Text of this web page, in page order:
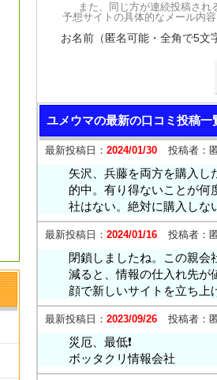
また、同じ方が連続投稿さ
予想サイトの具体的なメール内
お名前（匿名可能・全角で5文
ユメウマの最新の口コミ投稿一
最新投稿日： 2024/01/30 投稿者：
矢沢、兵藤を両方を購入し
的中。有り得ないことが何
社はない。絶対に購入しな
最新投稿日： 2024/01/16 投稿者：
閉鎖しましたね。この親会
減ると、情報の仕入れ先が
顔で新しいサイトを立ち上
最新投稿日： 2023/09/26 投稿者：
災厄、最低❗️
ボッタクリ情報会社